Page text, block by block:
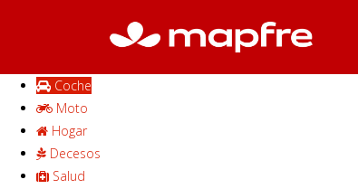
Coche
Moto
Hogar
Decesos
Salud